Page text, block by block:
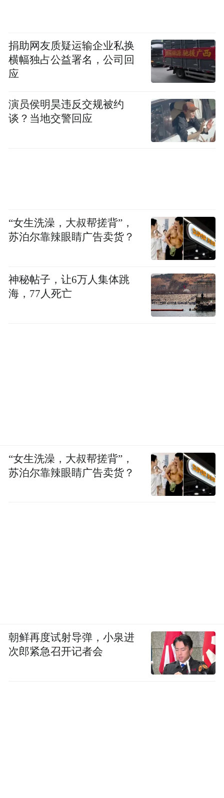
捐助网友质疑运输企业私换
横幅独占公益署名，公司回
应
演员侯明昊违反交规被约
谈？当地交警回应
“女生洗澡，大叔帮搓背”，
苏泊尔靠辣眼睛广告卖货？
神秘帖子，让6万人集体跳
海，77人死亡
“女生洗澡，大叔帮搓背”，
苏泊尔靠辣眼睛广告卖货？
朝鲜再度试射导弹，小泉进
次郎紧急召开记者会